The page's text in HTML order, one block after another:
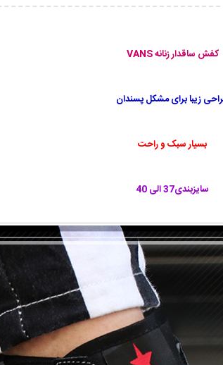
کفش ساقدار زنانه VANS
زیبا برای مشکل پسندان
بسیار سبک و راحت
سایزبندی37 الی 40